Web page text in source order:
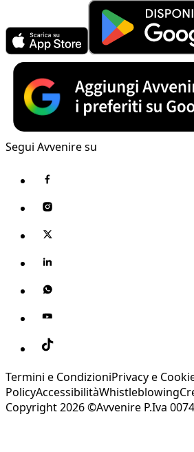
Segui Avvenire su
Termini e CondizioniPrivacy e
PolicyAccessibilitàWhistleblowing
Copyright 2026 ©Avvenire P.Iva